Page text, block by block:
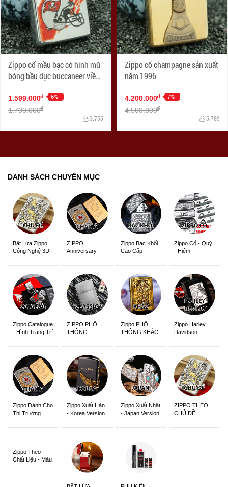
Zippo cổ mầu bạc có hình mũ
bóng bầu dục buccaneer viền
đỏ
1.599.000đ -6%
1.700.000đ
3.755
Zippo cổ champagne sản xuất
năm 1996
4.200.000đ -7%
4.500.000đ
5.789
DANH SÁCH CHUYÊN MỤC
Bật Lửa Zippo
Công Nghệ 3D
ZIPPO
Anniversary
Zippo Bạc Khối
Cao Cấp
Zippo Cổ - Quý
- Hiếm
Zippo Catalogue
- Hình Trang Trí
ZIPPO PHỔ
THÔNG
Zippo PHỔ
THÔNG KHẮC
Zippo Harley
Davidson
Zippo Dành Cho
Thị Trường
Zippo Xuất Hàn
- Korea Version
Zippo Xuất Nhật
- Japan Version
ZIPPO THEO
CHỦ ĐỀ
Zippo Theo
Chất Liệu - Màu